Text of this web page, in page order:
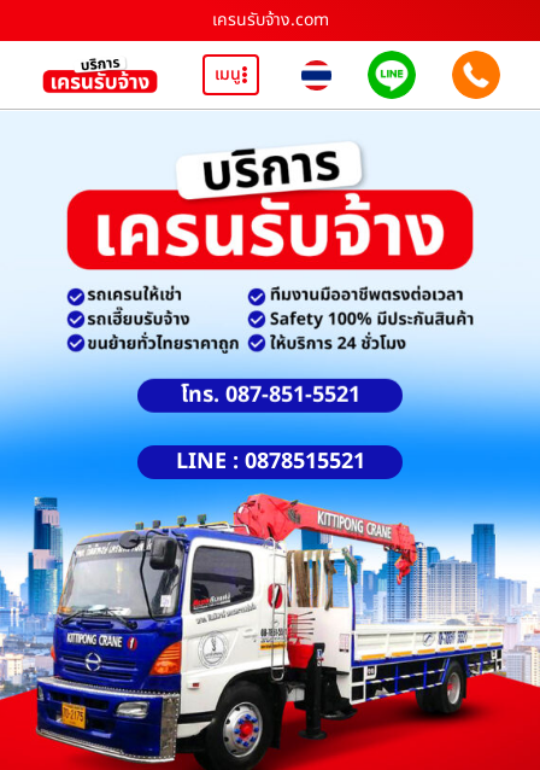
เครนรับจ้าง.com
เมนู
โทร. 087-851-5521
LINE : 0878515521